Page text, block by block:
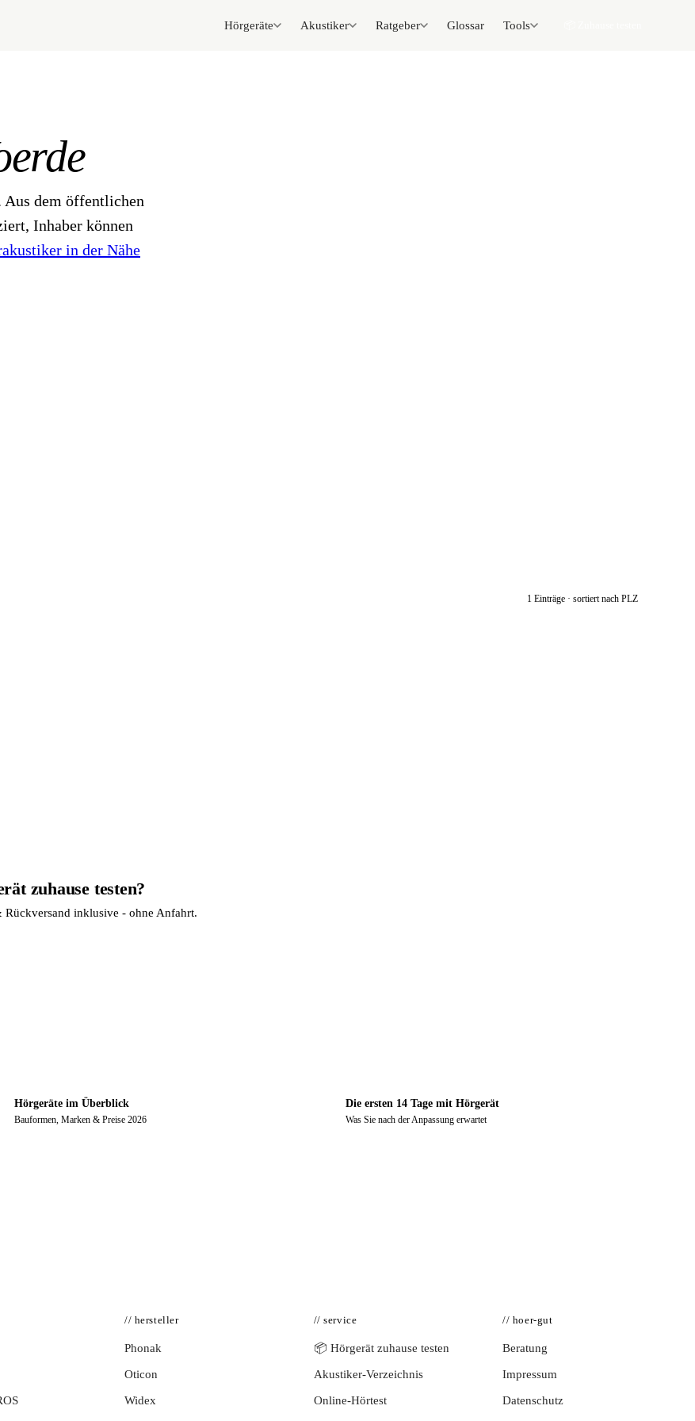
Hörgeräte Akustiker Ratgeber Glossar Tools
Aus dem öffentlichen
Inhaber können
in der Nähe
1 Einträge · sortiert nach PLZ
zuhause testen?
Rückversand inklusive - ohne Anfahrt.
Hörgeräte im Überblick
Bauformen, Marken & Preise 2026
Die ersten 14 Tage mit Hörgerät
Was Sie nach der Anpassung erwartet
// hersteller
Phonak
Oticon
Widex
// service
📦 Hörgerät zuhause testen
Akustiker-Verzeichnis
Online-Hörtest
// hoer-gut
Beratung
Impressum
Datenschutz